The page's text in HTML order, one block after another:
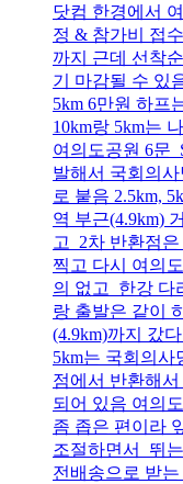
닷컴 한경에서
정 & 참가비 접
까지 근데 선착
기 마감될 수 있
5km 6만원 하프
10km랑 5km는
여의도공원 6문
발해서 국회의
로 붙음 2.5km,
역 부근(4.9km)
고 2차 반환점은
찍고 다시 여의
의 없고 한강 다
랑 출발은 같이
(4.9km)까지 갔
5km는 국회의사
점에서 반환해
되어 있음 여의
좀 좁은 편이라
조절하면서 뛰
전배송으로 받